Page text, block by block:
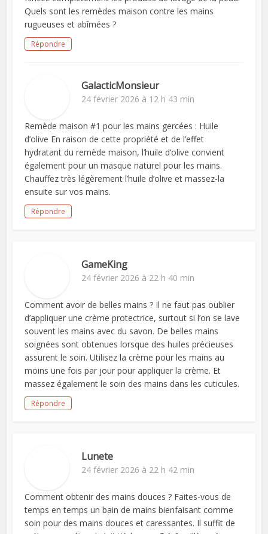
Quels sont les remèdes maison contre les mains
rugueuses et abîmées ?
Répondre
GalacticMonsieur
24 février 2026 à 12 h 43 min
Remède maison #1 pour les mains gercées : Huile
d’olive En raison de cette propriété et de l’effet
hydratant du remède maison, l’huile d’olive convient
également pour un masque naturel pour les mains.
Chauffez très légèrement l’huile d’olive et massez-la
ensuite sur vos mains.
Répondre
GameKing
24 février 2026 à 22 h 40 min
Comment avoir de belles mains ? Il ne faut pas oublier
d’appliquer une crème protectrice, surtout si l’on se lave
souvent les mains avec du savon. De belles mains
soignées sont obtenues lorsque des huiles précieuses
assurent le soin. Utilisez la crème pour les mains au
moins une fois par jour pour appliquer la crème. Et
massez également le soin des mains dans les cuticules.
Répondre
Lunete
24 février 2026 à 22 h 42 min
Comment obtenir des mains douces ? Faites-vous de
temps en temps un bain de mains bienfaisant comme
soin pour des mains douces et caressantes. Il suffit de